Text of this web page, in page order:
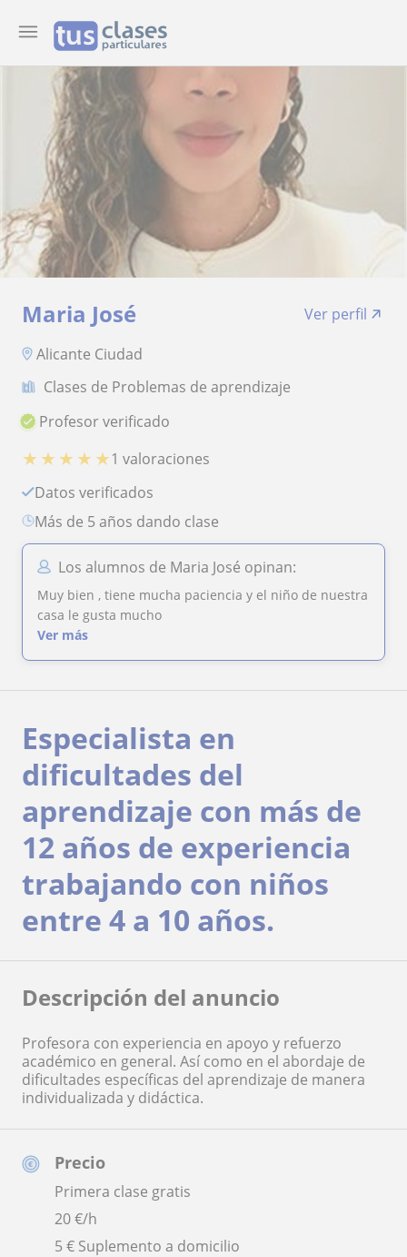
Maria José
Ver perfil
Alicante Ciudad
Clases de Problemas de aprendizaje
Profesor verificado
★ ★ ★ ★ ★1 valoraciones
Datos verificados
más de 5 años dando clase
Los alumnos de Maria José opinan:
Muy bien , tiene mucha paciencia y el niño de nuestra
casa le gusta mucho
Ver más
Precio
Primera clase gratis
20€/h
5 € Suplemento a domicilio
Especialista en
dificultades del
aprendizaje con más de
12 años de experiencia
trabajando con niños
entre 4 a 10 años.
Descripción del anuncio
Profesora con experiencia en apoyo y refuerzo
académico en general. Así como en el abordaje de
dificultades específicas del aprendizaje de manera
individualizada y didáctica.